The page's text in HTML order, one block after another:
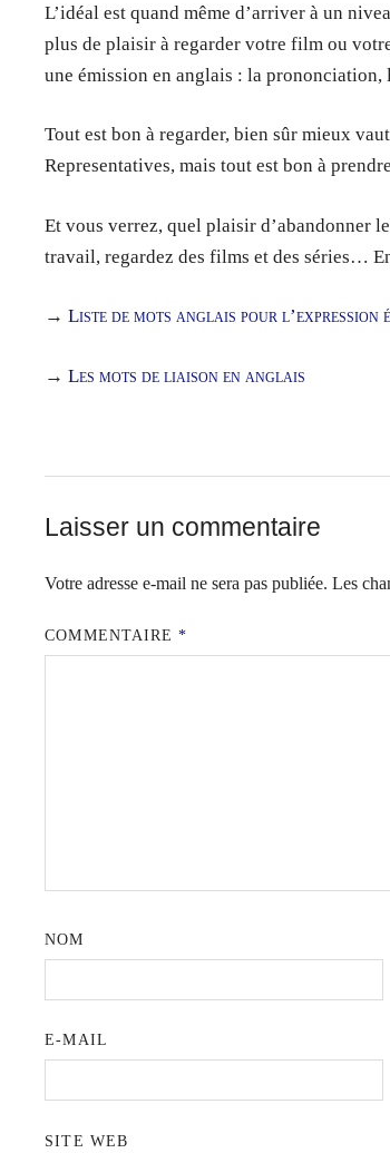
L’idéal est quand même d’arriver à un
plus de plaisir à regarder votre film ou
une émission en anglais : la
Tout est bon à regarder, bien sûr mieux
Representatives, mais tout est bon à
Et vous verrez, quel plaisir d’abandonner
travail, regardez des films et des séries…
→Liste de mots anglais pour l’expression
→Les mots de liaison en anglais
Laisser un commentaire
Votre adresse e-mail ne sera pas publiée. Les
COMMENTAIRE*
NOM
E-MAIL
SITE WEB